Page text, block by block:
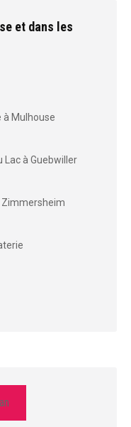
et dans les
à Mulhouse
Lac à Guebwiller
Zimmersheim